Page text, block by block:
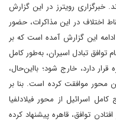
خبرگزاری رویترز در این گزارش
اختلاف در این مذاکرات، حضور
این گزارش آمده است که بر
توافق تبادل اسیران، به‌طور کامل
قرار دارد، خارج شود؛ با‌این‌حال،
محور موافقت کرده است. بنا بر
اسرائیل از محور فیلادلفیا
توافق، قاهره پیشنهاد کرده